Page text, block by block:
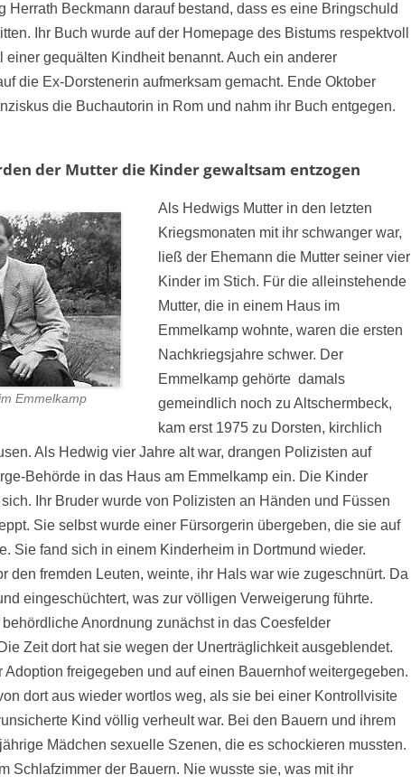
Herrath Beckmann darauf bestand, dass es eine Bringschuld
Ihr Buch wurde auf der Homepage des Bistums respektvoll
einer gequälten Kindheit benannt. Auch ein anderer
die Ex-Dorstenerin aufmerksam gemacht. Ende Oktober
die Buchautorin in Rom und nahm ihr Buch entgegen.
der Mutter die Kinder gewaltsam entzogen
Emmelkamp
Als Hedwigs Mutter in den letzten
Kriegsmonaten mit ihr schwanger war,
ließ der Ehemann die Mutter seiner vier
Kinder im Stich. Für die alleinstehende
Mutter, die in einem Haus im
Emmelkamp wohnte, waren die ersten
Nachkriegsjahre schwer. Der
Emmelkamp gehörte damals
gemeindlich noch zu Altschermbeck,
kam erst 1975 zu Dorsten, kirchlich
Als Hedwig vier Jahre alt war, drangen Polizisten auf
Behörde in das Haus am Emmelkamp ein. Die Kinder
Ihr Bruder wurde von Polizisten an Händen und Füssen
Sie selbst wurde einer Fürsorgerin übergeben, die sie auf
Sie fand sich in einem Kinderheim in Dortmund wieder.
den fremden Leuten, weinte, ihr Hals war wie zugeschnürt. Da
eingeschüchtert, was zur völligen Verweigerung führte.
Anordnung zunächst in das Coesfelder
Zeit dort hat sie wegen der Unerträglichkeit ausgeblendet.
Adoption freigegeben und auf einen Bauernhof weitergegeben.
dort aus wieder wortlos weg, als sie bei einer Kontrollvisite
Kind völlig verheult war. Bei den Bauern und ihrem
Mädchen sexuelle Szenen, die es schockieren mussten.
Schlafzimmer der Bauern. Nie wusste sie, was mit ihr